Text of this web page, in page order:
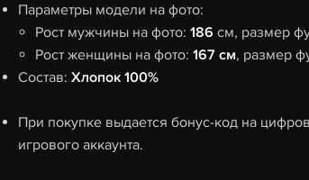
Параметры модели на фото:
Рост мужчины на фото:186 см, размер
Рост женщины на фото:167 см, размер
Состав:Хлопок 100%
При покупке выдается бонус-код на
игрового аккаунта.